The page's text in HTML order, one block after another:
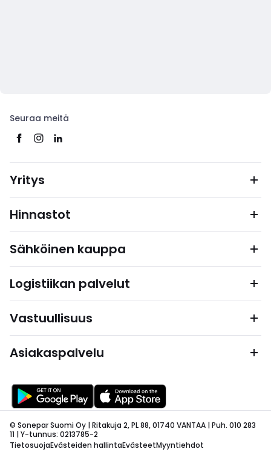
Seuraa meitä
Yritys
Hinnastot
Sähköinen kauppa
Logistiikan palvelut
Vastuullisuus
Asiakaspalvelu
© Sonepar Suomi Oy | Ritakuja 2, PL 88, 01740 VANTAA | Puh. 010 283
11 | Y-tunnus: 0213785-2
TietosuojaEvästeiden hallintaEvästeetMyyntiehdot